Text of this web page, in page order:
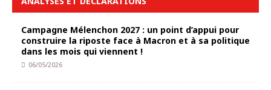
Campagne Mélenchon 2027 : un point d’appui pour
construire la riposte face à Macron et à sa politique
dans les mois qui viennent !
06/05/2026